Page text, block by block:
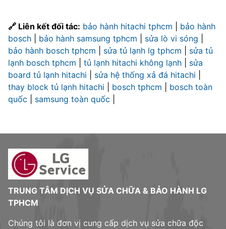
🔗 Liên kết đối tác: bảo hành hitachi tphcm
bảo hành
bosch
bảo hành samsung tphcm sửa lò vi sóng
bảo hành bosch tphcm
sửa tủ lạnh lg tphcm
sửa tủ
lạnh bosch tphcm
tủ lạnh hitachi không lạnh
sửa
board tủ lạnh hitachi
sửa hệ thống xả đá hitachi
thay block tủ lạnh hitachi
bosch tphcm
bosch toàn
quốc
samsung toàn quốc
TRUNG TÂM DỊCH VỤ SỬA CHỮA & BẢO HÀNH LG
TPHCM
Chúng tôi là đơn vị cung cấp dịch vụ sửa chữa độc